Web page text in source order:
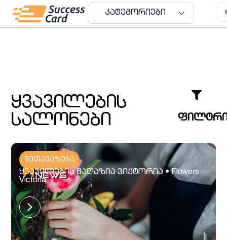
კატეგორიები
ყვავილების
სალონები
შეთავაზება
ყვავილების მაღაზია ვიქტორია • Flowers
Victoria